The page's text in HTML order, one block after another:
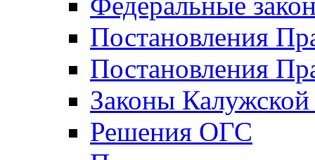
Постановления
Постановления
Законы Калужской
Решения ОГС